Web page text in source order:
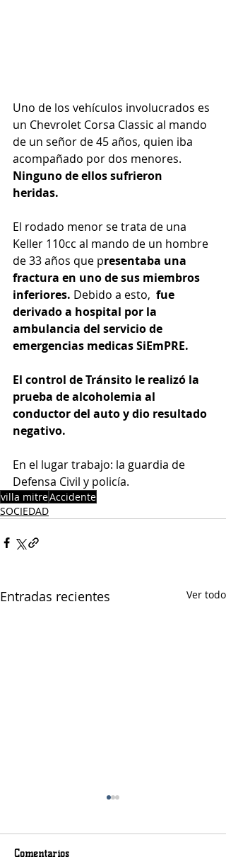
Uno de los vehículos involucrados es
un Chevrolet Corsa Classic al mando
de un señor de 45 años, quien iba
acompañado por dos menores.
Ninguno de ellos sufrieron
heridas.
El rodado menor se trata de una
Keller 110cc al mando de un hombre
de 33 años que presentaba una
fractura en uno de sus miembros
inferiores. Debido a esto, fue
derivado a hospital por la
ambulancia del servicio de
emergencias medicas SiEmPRE.
El control de Tránsito le realizó la
prueba de alcoholemia al
conductor del auto y dio resultado
negativo.
En el lugar trabajo: la guardia de
Defensa Civil y policía.
villa mitreAccidente
SOCIEDAD
Entradas recientes Ver todo
Comentarios